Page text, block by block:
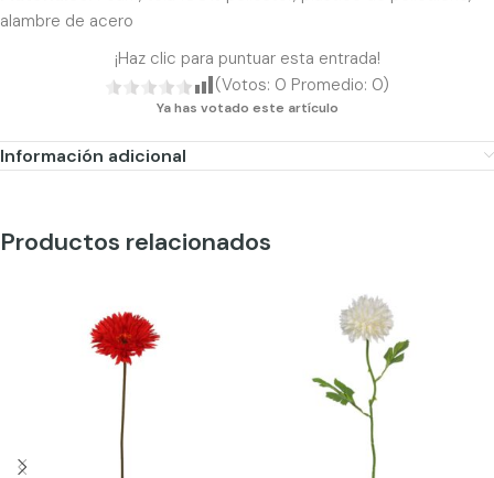
alambre de acero
¡Haz clic para puntuar esta entrada!
(Votos: 0 Promedio: 0)
Ya has votado este artículo
Información adicional
Productos relacionados